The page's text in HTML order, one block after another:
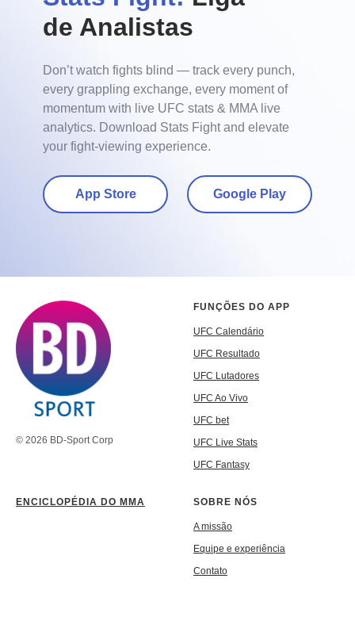
de Analistas
Don’t watch fights blind — track every punch,
every grappling exchange, every moment of
momentum with live UFC stats & MMA live
analytics. Download Stats Fight and elevate
your fight-viewing experience.
Google Play
App Store
© 2026 BD-Sport Corp
FUNÇÕES DO APP
UFC Calendário
UFC Resultado
UFC Lutadores
UFC Ao Vivo
UFC bet
UFC Live Stats
UFC Fantasy
ENCICLOPÉDIA DO MMA SOBRE NÓS
A missão
Equipe e experiência
Contato